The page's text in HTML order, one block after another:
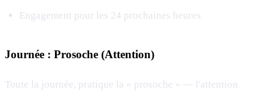
Engagement pour les 24 prochaines heures
Journée : Prosoche (Attention)
Toute la journée, pratique la « prosoche » — l'attention